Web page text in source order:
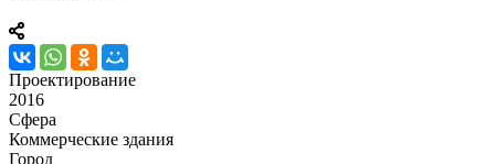
Проектирование
2016
Сфера
Коммерческие здания
Город